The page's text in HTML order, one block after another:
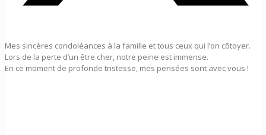
Mes sincères condoléances à la famille et tous ceux qui l’on côtoyer.
Lors de la perte d’un être cher, notre peine est immense.
En ce moment de profonde tristesse, mes pensées sont avec vous !